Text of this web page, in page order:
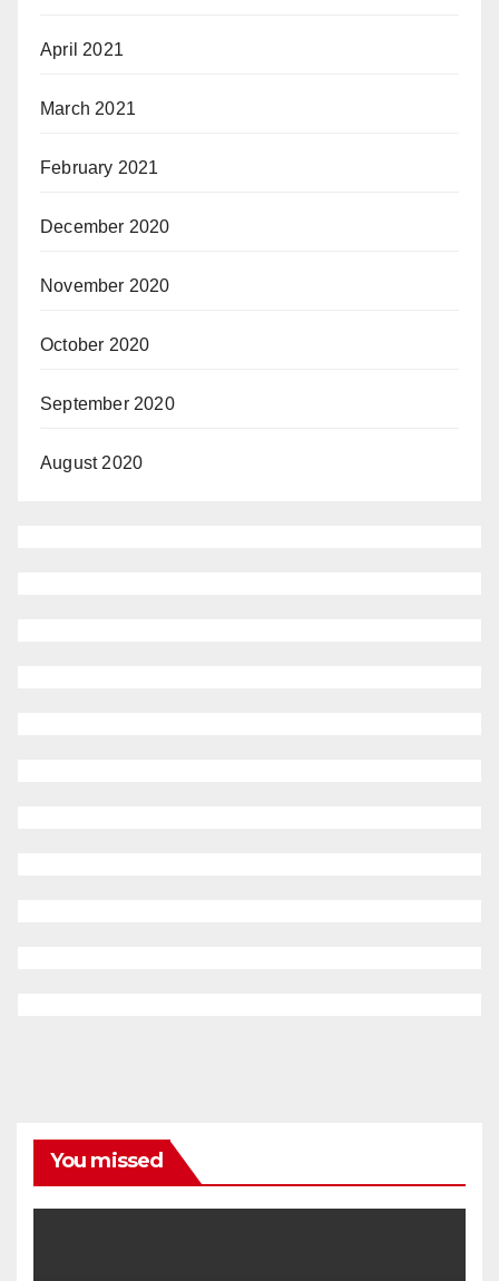
April 2021
March 2021
February 2021
December 2020
November 2020
October 2020
September 2020
August 2020
You missed